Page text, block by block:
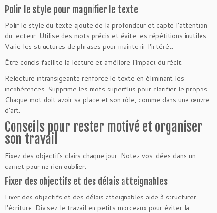
Polir le style pour magnifier le texte
Polir le style du texte ajoute de la profondeur et capte l’attention
du lecteur. Utilise des mots précis et évite les répétitions inutiles.
Varie les structures de phrases pour maintenir l’intérêt.
Être concis facilite la lecture et améliore l’impact du récit.
Relecture intransigeante renforce le texte en éliminant les
incohérences. Supprime les mots superflus pour clarifier le propos.
Chaque mot doit avoir sa place et son rôle, comme dans une œuvre
d’art.
Conseils pour rester motivé et organiser
son travail
Fixez des objectifs clairs chaque jour. Notez vos idées dans un
carnet pour ne rien oublier.
Fixer des objectifs et des délais atteignables
Fixer des objectifs et des délais atteignables aide à structurer
l’écriture. Divisez le travail en petits morceaux pour éviter la